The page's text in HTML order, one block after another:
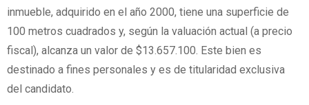
inmueble, adquirido en el año 2000, tiene una superficie de
100 metros cuadrados y, según la valuación actual (a precio
fiscal), alcanza un valor de $13.657.100. Este bien es
destinado a fines personales y es de titularidad exclusiva
del candidato.